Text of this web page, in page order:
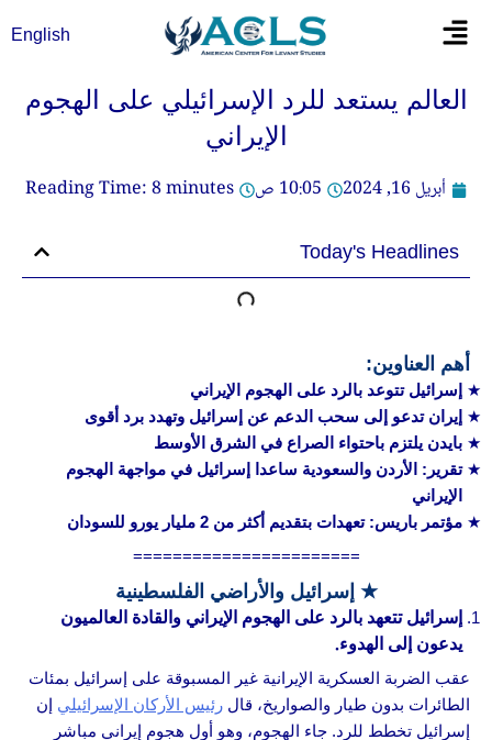
Flyout
English
العالم يستعد للرد الإسرائيلي على الهجوم
الإيراني
أبريل 16, 2024
10:05 ص Reading Time:8minutes
Today's Headlines
أهم العناوين:
إسرائيل تتوعد بالرد على الهجوم الإيراني
إيران تدعو إلى سحب الدعم عن إسرائيل وتهدد برد أقوى
بايدن يلتزم باحتواء الصراع في الشرق الأوسط
تقرير: الأردن والسعودية ساعدا إسرائيل في مواجهة الهجوم
الإيراني
مؤتمر باريس: تعهدات بتقديم أكثر من 2 مليار يورو للسودان
=======================
★ إسرائيل والأراضي الفلسطينية
إسرائيل تتعهد بالرد على الهجوم الإيراني والقادة العالميون
يدعون إلى الهدوء.
عقب الضربة العسكرية الإيرانية غير المسبوقة على إسرائيل بمئات
الطائرات بدون طيار والصواريخ، قال رئيس الأركان الإسرائيلي إن
إسرائيل تخطط للرد. جاء الهجوم، وهو أول هجوم إيراني مباشر